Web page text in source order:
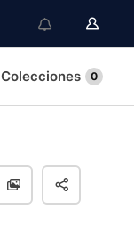
Colecciones 0